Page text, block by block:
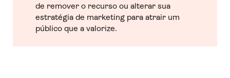
de remover o recurso ou alterar sua
estratégia de marketing para atrair um
público que a valorize.